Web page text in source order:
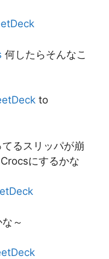
何したらそんなこ
to
るスリッパが崩
にするかな
～